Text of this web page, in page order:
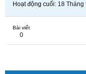
Hoạt động cuối 18 Tháng
Bài viết
0